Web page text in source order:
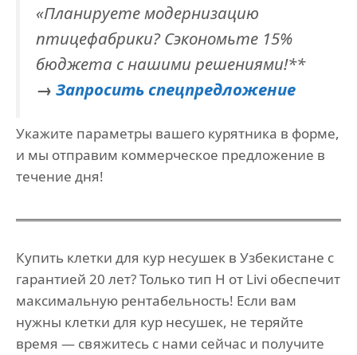
«Планируете модернизацию
птицефабрики? Сэкономьте 15%
бюджета с нашими решениями!**
→ Запросить спецпредложение
Укажите параметры вашего курятника в форме,
и мы отправим коммерческое предложение в
течение дня!
Купить клетки для кур несушек в Узбекистане с
гарантией 20 лет? Только тип H от Livi обеспечит
максимальную рентабельность! Если вам
нужны клетки для кур несушек, не теряйте
время — свяжитесь с нами сейчас и получите